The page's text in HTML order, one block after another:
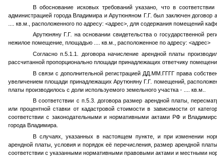
В обоснование исковых требований указано, что в
администрацией города Владимира и Арутюняном Г.Г. был заключен договор
кв.м., расположенного по адресу: <адрес>, для содержания помещений
Арутюняну Г.Г. на основании свидетельства о государственной
нежилое помещение, площадью
кв.м., расположенное по адресу: <адрес>
Согласно п.5.1.1. договора начисление арендной платы
рассчитанной пропорционально площади принадлежащих ответчику
В связи с дополнительной регистрацией ДД.ММ.ГГГГ права
увеличением площади принадлежащих Арутюняну Г.Г. помещений,
платы производилось с доли используемого земельного участка -
кв.м..
В соответствии с п.5.3. договора размер арендной платы,
или процентной ставки от кадастровой стоимости в зависимости от
соответствии с законодательными и нормативными актами РФ и
города Владимира.
В случаях, указанных в настоящем пункте, и при изменении
арендной платы, условия и порядок её перечисления, размер арендной
соответствии с указанными нормативными правовыми актами и местными